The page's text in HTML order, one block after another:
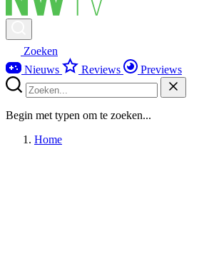
Zoeken
Nieuws
Reviews Previews
Begin met typen om te zoeken...
Home